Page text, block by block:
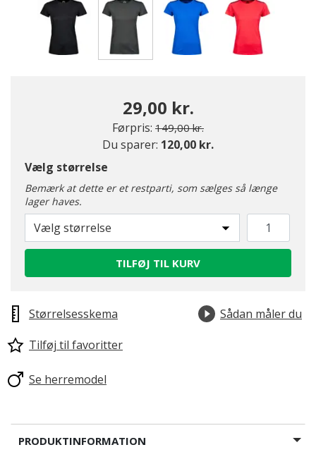
29,00 kr.
Førpris: Pris nedsat fra
149,00 kr.til
Du sparer: 120,00 kr.
Vælg størrelse
Bemærk at dette er et restparti, som sælges så længe
lager haves.
Vælg størrelse
TILFØJ TIL KURV
Størrelsesskema
Sådan måler du
Tilføj til favoritter
Se herremodel
PRODUKTINFORMATION